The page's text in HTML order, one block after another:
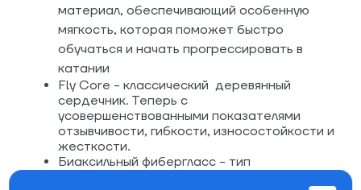
материал, обеспечивающий особенную
мягкость, которая поможет быстро
обучаться и начать прогрессировать в
катании
Fly Core - классический деревянный
сердечник. Теперь с
усовершенствованными показателями
отзывчивости, гибкости, износостойкости и
жесткости.
Биаксильный фибергласс - тип